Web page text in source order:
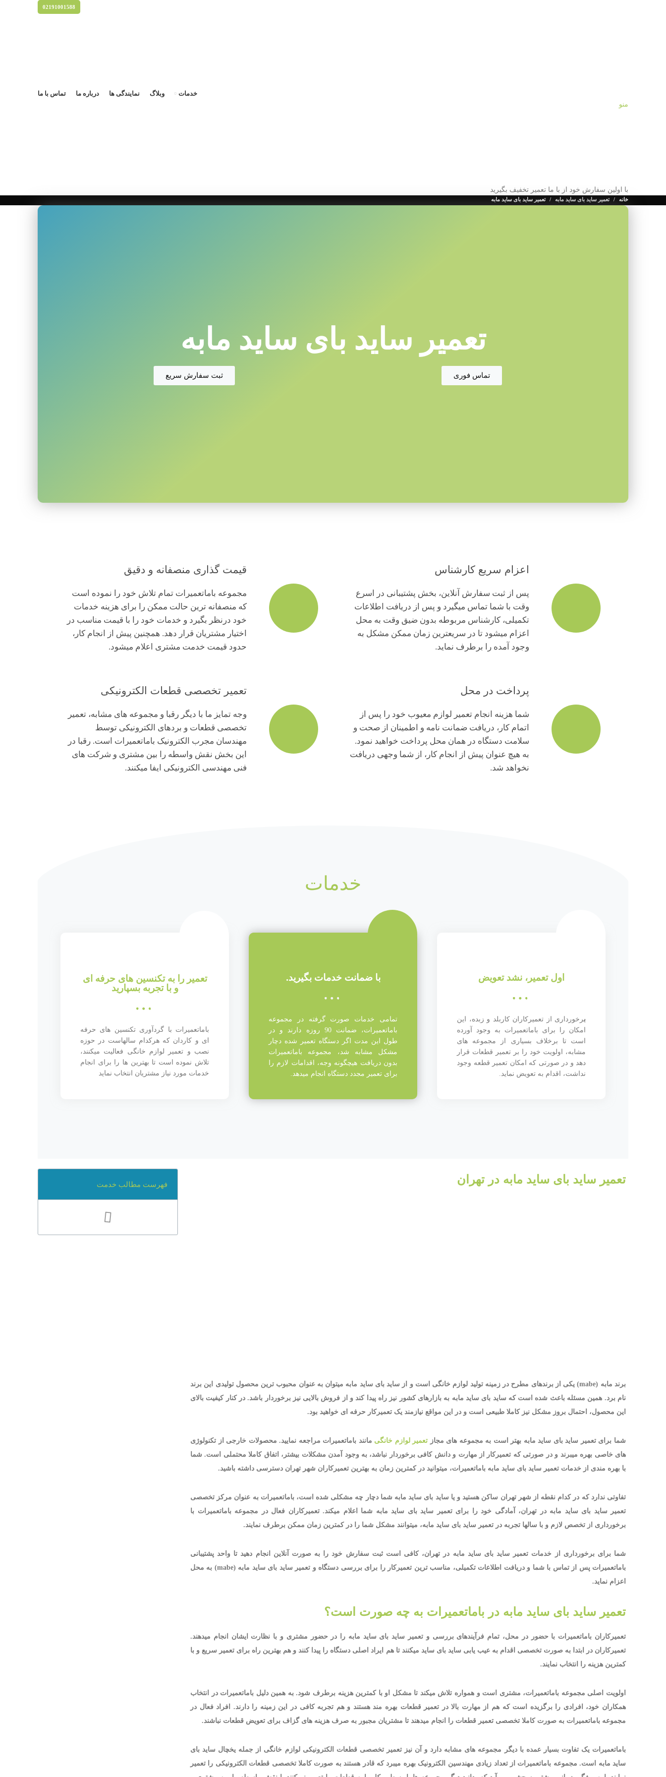
02191001588
خدمات وبلاگ نمایندگی ها درباره ما
تماس با ما
منو
با اولین سفارش خود از با ما تعمیر تخفیف بگیرید
خانه تعمیر ساید بای ساید مابه تعمیر ساید بای ساید مابه
تعمیر ساید بای ساید مابه
تماس فوری ثبت سفارش سریع
اعزام سریع کارشناس
پس از ثبت سفارش آنلاین، بخش پشتیبانی در اسرع
وقت با شما تماس میگیرد و پس از دریافت اطلاعات
تکمیلی، کارشناس مربوطه بدون ضیق وقت به محل
اعزام میشود تا در سریعترین زمان ممکن مشکل به
وجود آمده را برطرف نماید.
پرداخت در محل
شما هزینه انجام تعمیر لوازم معیوب خود را پس از
اتمام کار، دریافت ضمانت نامه و اطمینان از صحت و
سلامت دستگاه در همان محل پرداخت خواهید نمود.
به هیچ عنوان پیش از انجام کار، از شما وجهی دریافت
نخواهد شد.
قیمت گذاری منصفانه و دقیق
مجموعه باماتعمیرات تمام تلاش خود را نموده است
که منصفانه ترین حالت ممکن را برای هزینه خدمات
خود درنظر بگیرد و خدمات خود را با قیمت مناسب در
اختیار مشتریان قرار دهد. همچنین پیش از انجام کار،
حدود قیمت خدمت مشتری اعلام میشود.
تعمیر تخصصی قطعات الکترونیکی
وجه تمایز ما با دیگر رقبا و مجموعه های مشابه، تعمیر
تخصصی قطعات و بردهای الکترونیکی توسط
مهندسان مجرب الکترونیک باماتعمیرات است. رقبا در
این بخش نقش واسطه را بین مشتری و شرکت های
فنی مهندسی الکترونیکی ایفا میکنند.
خدمات
اول تعمیر، نشد تعویض
برخورداری از تعمیرکاران کاربلد و زبده، این
امکان را برای باماتعمیرات به وجود آورده
است تا برخلاف بسیاری از مجموعه های
مشابه، اولویت خود را بر تعمیر قطعات قرار
دهد و در صورتی که امکان تعمیر قطعه وجود
نداشت، اقدام به تعویض نماید.
با ضمانت خدمات بگیرید.
تمامی خدمات صورت گرفته در مجموعه
باماتعمیرات، ضمانت 90 روزه دارند و در
طول این مدت اگر دستگاه تعمیر شده دچار
مشکل مشابه شد، مجموعه باماتعمیرات
بدون دریافت هیچگونه وجه، اقدامات لازم را
برای تعمیر مجدد دستگاه انجام میدهد.
تعمیر را به تکنسین های حرفه ای
و با تجربه بسپارید
باماتعمیرات با گردآوری تکنسین های حرفه
ای و کاردان که هرکدام سالهاست در حوزه
نصب و تعمیر لوازم خانگی فعالیت میکنند،
تلاش نموده است تا بهترین ها را برای انجام
خدمات مورد نیاز مشتریان انتخاب نماید
تعمیر ساید بای ساید مابه در تهران
برند مابه (mabe) یکی از برندهای مطرح در زمینه تولید لوازم خانگی است و از ساید بای ساید مابه میتوان به عنوان محبوب ترین محصول تولیدی این برند
نام برد. همین مسئله باعث شده است که ساید بای ساید مابه به بازارهای کشور نیز راه پیدا کند و از فروش بالایی نیز برخوردار باشد. در کنار کیفیت بالای
این محصول، احتمال بروز مشکل نیز کاملا طبیعی است و در این مواقع نیازمند یک تعمیرکار حرفه ای خواهید بود.
شما برای تعمیر ساید بای ساید مابه بهتر است به مجموعه های مجاز تعمیر لوازم خانگی مانند باماتعمیرات مراجعه نمایید. محصولات خارجی از تکنولوژی
های خاصی بهره میبرند و در صورتی که تعمیرکار از مهارت و دانش کافی برخوردار نباشد، به وجود آمدن مشکلات بیشتر، اتفاق کاملا محتملی است. شما
با بهره مندی از خدمات تعمیر ساید بای ساید مابه باماتعمیرات، میتوانید در کمترین زمان به بهترین تعمیرکاران شهر تهران دسترسی داشته باشید.
تفاوتی ندارد که در کدام نقطه از شهر تهران ساکن هستید و یا ساید بای ساید مابه شما دچار چه مشکلی شده است، باماتعمیرات به عنوان مرکز تخصصی
تعمیر ساید بای ساید مابه در تهران، آمادگی خود را برای تعمیر ساید بای ساید مابه شما اعلام میکند. تعمیرکاران فعال در مجموعه باماتعمیرات با
برخورداری از تخصص لازم و با سالها تجربه در تعمیر ساید بای ساید مابه، میتوانند مشکل شما را در کمترین زمان ممکن برطرف نمایند.
شما برای برخورداری از خدمات تعمیر ساید بای ساید مابه در تهران، کافی است ثبت سفارش خود را به صورت آنلاین انجام دهید تا واحد پشتیبانی
باماتعمیرات پس از تماس با شما و دریافت اطلاعات تکمیلی، مناسب ترین تعمیرکار را برای بررسی دستگاه و تعمیر ساید بای ساید مابه (mabe) به محل
اعزام نماید.
تعمیر ساید بای ساید مابه در باماتعمیرات به چه صورت است؟
تعمیرکاران باماتعمیرات با حضور در محل، تمام فرآیندهای بررسی و تعمیر ساید بای ساید مابه را در حضور مشتری و با نظارت ایشان انجام میدهند.
تعمیرکاران در ابتدا به صورت تخصصی اقدام به عیب یابی ساید بای ساید میکنند تا هم ایراد اصلی دستگاه را پیدا کنند و هم بهترین راه برای تعمیر سریع و با
کمترین هزینه را انتخاب نمایند.
اولویت اصلی مجموعه باماتعمیرات، مشتری است و همواره تلاش میکند تا مشکل او با کمترین هزینه برطرف شود. به همین دلیل باماتعمیرات در انتخاب
همکاران خود، افرادی را برگزیده است که هم از مهارت بالا در تعمیر قطعات بهره مند هستند و هم تجربه کافی در این زمینه را دارند. افراد فعال در
مجموعه باماتعمیرات به صورت کاملا تخصصی تعمیر قطعات را انجام میدهند تا مشتریان مجبور به صرف هزینه های گزاف برای تعویض قطعات نباشند.
باماتعمیرات یک تفاوت بسیار عمده با دیگر مجموعه های مشابه دارد و آن نیز تعمیر تخصصی قطعات الکترونیکی لوازم خانگی از جمله یخچال ساید بای
ساید مابه است. مجموعه باماتعمیرات از تعداد زیادی مهندسین الکترونیک بهره میبرد که قادر هستند به صورت کاملا تخصصی قطعات الکترونیکی را تعمیر
فهرست مطالب خدمت